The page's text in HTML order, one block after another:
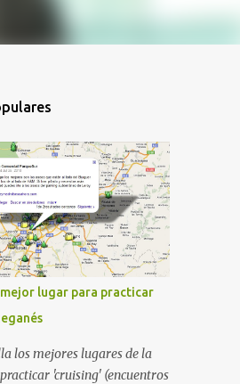
lugar para practicar
los mejores lugares de la
'cruising' (encuentros